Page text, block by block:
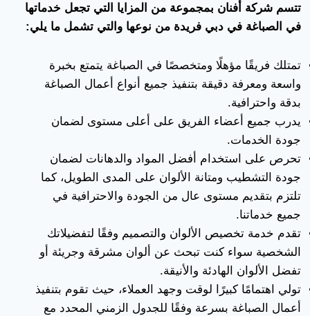
تتسم شركة أفنان بمجموعة من المزايا التي تجعل خدماتها
في الصباغة في دبي فريدة من نوعها والتي تشمل ما يلي:
تمتلك فريقًا مؤهلًا ومتخصصًا في الصباغة يتمتع بخبرة
واسعة ومعرفة دقيقة بتنفيذ جميع أنواع أعمال الصباغة
بدقة واحترافية.
يدرب جميع أعضاء الفريق على أعلى مستوى لضمان
جودة الخدمات.
تحرص على استخدام أفضل المواد والدهانات لضمان
جودة التشطيب ومتانة الألوان على المدى الطويل، كما
تلتزم بتقديم مستوى عال من الجودة والاحترافية في
جميع خدماتنا.
تقدم خدمة تخصيص الألوان والتصميم وفقًا لتفضيلاتك
الشخصية سواء كنت تبحث عن ألوان مشرقة وجريئة أو
تفضل الألوان الهادئة والأنيقة.
تولي اهتمامًا كبيرًا لوقت وجهد العملاء، حيث تقوم بتنفيذ
أعمال الصباغة بسرعة وفقًا للجدول الزمني المحدد مع